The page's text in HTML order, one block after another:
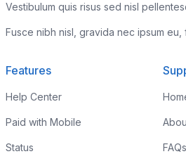
Vestibulum quis risus sed nisl
Fusce nibh nisl, gravida nec ipsum
Features
Help Center
Paid with Mobile
Status FAQs